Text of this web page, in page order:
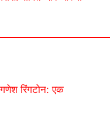
रिंगटोन: एक